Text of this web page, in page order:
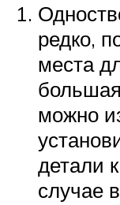
редко,
места
можно
детали
случае